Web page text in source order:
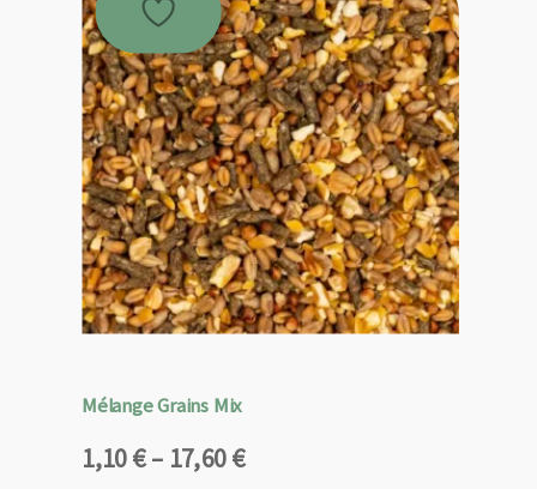
Mélange Grains Mix
1,10€– 17,60€
Plage